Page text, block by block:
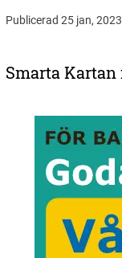
Publicerad 25 jan,
Smarta Kartan